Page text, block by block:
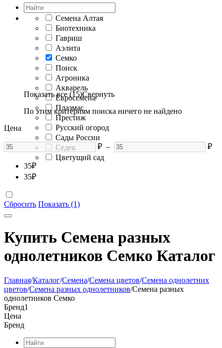
Семена Алтая
Биотехника
Гавриш
Аэлита
Семко
Поиск
Агроника
Акварель
Евросемена
Плазмас
Престиж
Русский огород
Сады России
Седек
Цветущий сад
Показать все (15)Свернуть
По этим критериям поиска ничего не найдено
Цена
₽ – ₽
35₽
35₽
Сбросить Показать (1)
Купить Семена разных
однолетников Семко Каталог
Главная/Каталог/Семена/Семена цветов/Семена однолетних
цветов/Семена разных однолетников/Семена разных
однолетников Семко
Бренд1
Цена
Бренд